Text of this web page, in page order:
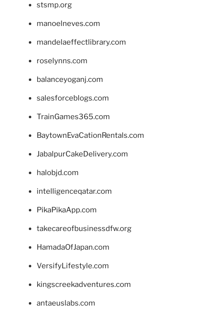
stsmp.org
manoelneves.com
mandelaeffectlibrary.com
roselynns.com
balanceyoganj.com
salesforceblogs.com
TrainGames365.com
BaytownEvaCationRentals.com
JabalpurCakeDelivery.com
halobjd.com
intelligenceqatar.com
PikaPikaApp.com
takecareofbusinessdfw.org
HamadaOfJapan.com
VersifyLifestyle.com
kingscreekadventures.com
antaeuslabs.com